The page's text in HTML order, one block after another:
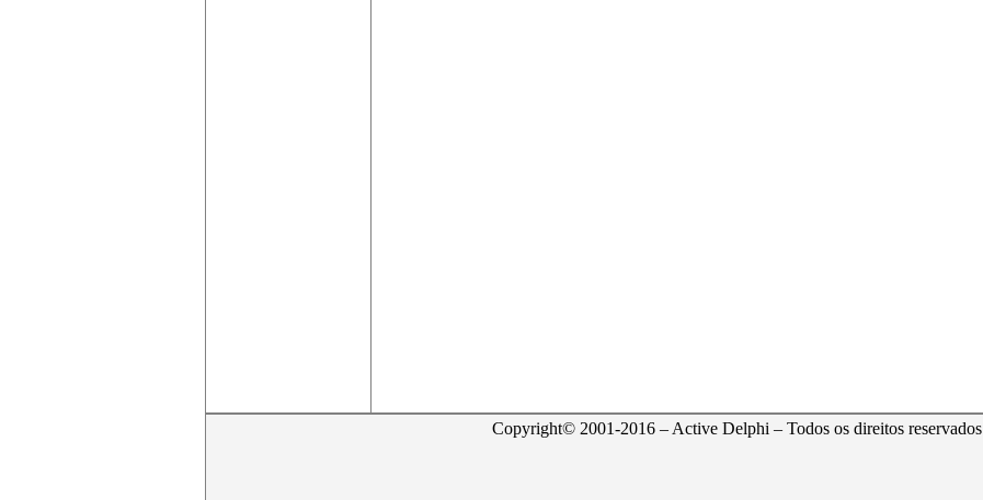
Copyright© 2001-2016 – Active Delphi – Todos os direitos reservados